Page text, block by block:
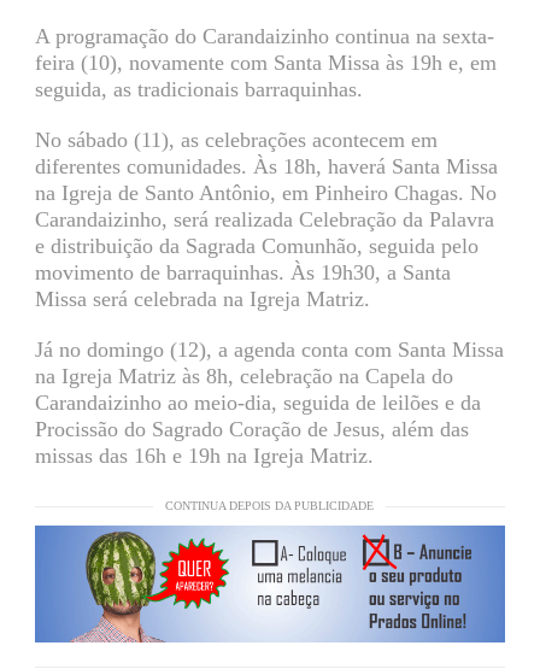
A programação do Carandaizinho continua na sexta-
feira (10), novamente com Santa Missa às 19h e, em
seguida, as tradicionais barraquinhas.
No sábado (11), as celebrações acontecem em
diferentes comunidades. Às 18h, haverá Santa Missa
na Igreja de Santo Antônio, em Pinheiro Chagas. No
Carandaizinho, será realizada Celebração da Palavra
e distribuição da Sagrada Comunhão, seguida pelo
movimento de barraquinhas. Às 19h30, a Santa
Missa será celebrada na Igreja Matriz.
Já no domingo (12), a agenda conta com Santa Missa
na Igreja Matriz às 8h, celebração na Capela do
Carandaizinho ao meio-dia, seguida de leilões e da
Procissão do Sagrado Coração de Jesus, além das
missas das 16h e 19h na Igreja Matriz.
CONTINUA DEPOIS DA PUBLICIDADE